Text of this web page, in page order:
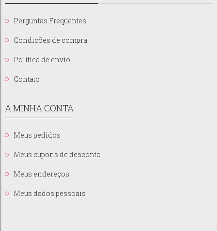
Perguntas Freqüentes
Condições de compra
Política de envío
Contato
A MINHA CONTA
Meus pedidos
Meus cupons de desconto
Meus endereços
Meus dados pessoais